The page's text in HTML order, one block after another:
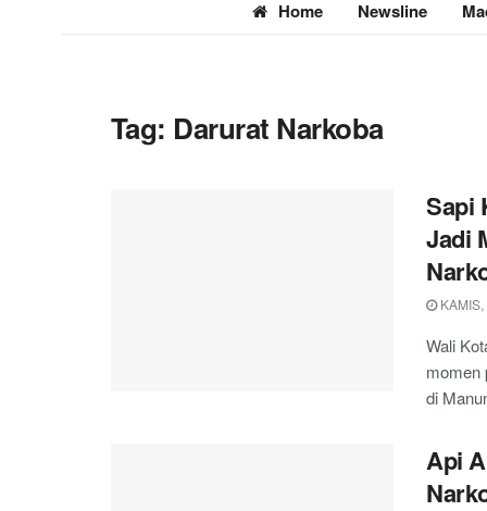
Home Newsline
Tag: Darurat Narkoba
Sapi
Jadi
KAMIS,
Wali
momen
di
Api